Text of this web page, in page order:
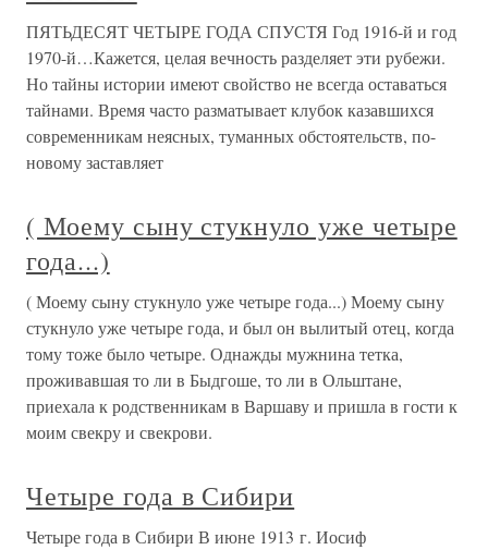
ПЯТЬДЕСЯТ ЧЕТЫРЕ ГОДА СПУСТЯ Год 1916-й и год
1970-й…Кажется, целая вечность разделяет эти рубежи.
Но тайны истории имеют свойство не всегда оставаться
тайнами. Время часто разматывает клубок казавшихся
современникам неясных, туманных обстоятельств, по-
новому заставляет
( Моему сыну стукнуло уже четыре
года...)
( Моему сыну стукнуло уже четыре года...) Моему сыну
стукнуло уже четыре года, и был он вылитый отец, когда
тому тоже было четыре. Однажды мужнина тетка,
проживавшая то ли в Быдгоше, то ли в Ольштане,
приехала к родственникам в Варшаву и пришла в гости к
моим свекру и свекрови.
Четыре года в Сибири
Четыре года в Сибири В июне 1913 г. Иосиф